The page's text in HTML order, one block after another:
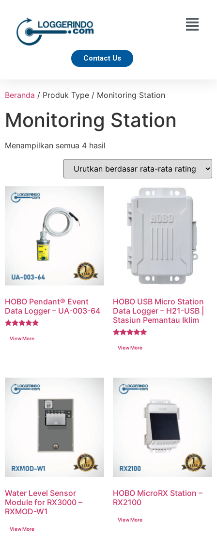
Contact Us
Beranda / Produk Type / Monitoring Station
Monitoring Station
Menampilkan semua 4 hasil
HOBO Pendant® Event
Data Logger – UA-003-64
5.00
HOBO USB Micro Station
Data Logger – H21-USB |
Stasiun Pemantau Iklim
5.00
Water Level Sensor
Module for RX3000 –
RXMOD-W1
HOBO MicroRX Station –
RX2100